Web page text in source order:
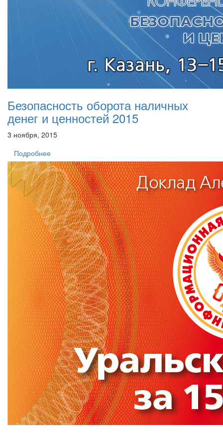
Безопасность оборота наличных
денег и ценностей 2015
3 ноября, 2015
Подробнее